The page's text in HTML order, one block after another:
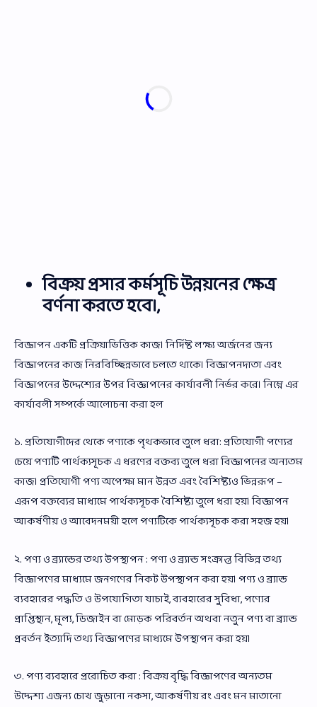
বিক্রয় প্রসার কর্মসূচি উন্নয়নের ক্ষেত্র
বর্ণনা করতে হবে।,
বিজ্ঞাপন একটি প্রক্রিয়াভিত্তিক কাজ। নির্দিষ্ট লক্ষ্য অর্জনের জন্য
বিজ্ঞাপনের কাজ নিরবিচ্ছিন্নভাবে চলতে থাকে। বিজ্ঞাপনদাতা এবং
বিজ্ঞাপনের উদ্দেশ্যের উপর বিজ্ঞাপনের কার্যাবলী নির্ভর করে। নিম্নে এর
কার্যাবলী সম্পর্কে আলোচনা করা হল
১. প্রতিযোগীদের থেকে পণ্যকে পৃথকভাবে তুলে ধরা: প্রতিযোগী পণ্যের
চেয়ে পণ্যটি পার্থক্যসূচক এ ধরণের বক্তব্য তুলে ধরা বিজ্ঞাপনের অন্যতম
কাজ। প্রতিযোগী পণ্য অপেক্ষা মান উন্নত এবং বৈশিষ্ট্যও ভিন্নরূপ –
এরূপ বক্তব্যের মাধ্যমে পার্থক্যসূচক বৈশিষ্ট্য তুলে ধরা হয়। বিজ্ঞাপন
আকর্ষণীয় ও আবেদনময়ী হলে পণ্যটিকে পার্থক্যসূচক করা সহজ হয়।
২. পণ্য ও ব্র্যান্ডের তথ্য উপস্থাপন : পণ্য ও ব্র্যান্ড সংক্রান্ত বিভিন্ন তথ্য
বিজ্ঞাপণের মাধ্যমে জনগণের নিকট উপস্থাপন করা হয়। পণ্য ও ব্র্যান্ড
ব্যবহারের পদ্ধতি ও উপযোগিতা যাচাই, ব্যবহারের সুবিধা, পণ্যের
প্রাপ্তিস্থান, মূল্য, ডিজাইন বা মোড়ক পরিবর্তন অথবা নতুন পণ্য বা ব্র্যান্ড
প্রবর্তন ইত্যাদি তথ্য বিজ্ঞাপণের মাধ্যমে উপস্থাপন করা হয়।
৩. পণ্য ব্যবহারে প্ররোচিত করা : বিক্রয় বৃদ্ধি বিজ্ঞাপণের অন্যতম
উদ্দেশ্য এজন্য চোখ জুড়ানো নকসা, আকর্ষণীয় রং এবং মন মাতানো